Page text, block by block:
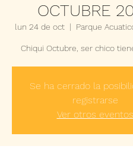
OCTUBRE
lun 24 de oct
  |
Parque
Chiqui Octubre, ser chico
Se ha cerrado la
registrarse
Ver otros eventos